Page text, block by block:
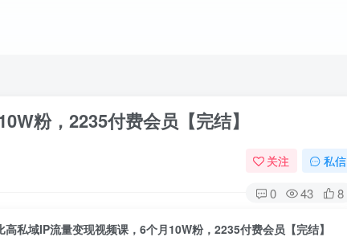
粉，2235付费会员【完结】
关注 私信
0 43 8
高私域IP流量变现视频课，6个月10W粉，2235付费会员【完结】